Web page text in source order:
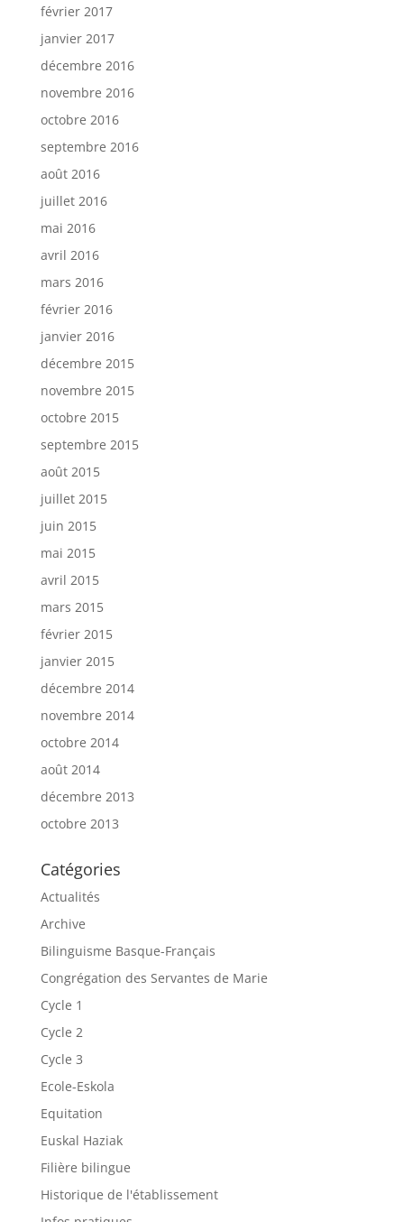
février 2017
janvier 2017
décembre 2016
novembre 2016
octobre 2016
septembre 2016
août 2016
juillet 2016
mai 2016
avril 2016
mars 2016
février 2016
janvier 2016
décembre 2015
novembre 2015
octobre 2015
septembre 2015
août 2015
juillet 2015
juin 2015
mai 2015
avril 2015
mars 2015
février 2015
janvier 2015
décembre 2014
novembre 2014
octobre 2014
août 2014
décembre 2013
octobre 2013
Catégories
Actualités
Archive
Bilinguisme Basque-Français
Congrégation des Servantes de Marie
Cycle 1
Cycle 2
Cycle 3
Ecole-Eskola
Equitation
Euskal Haziak
Filière bilingue
Historique de l'établissement